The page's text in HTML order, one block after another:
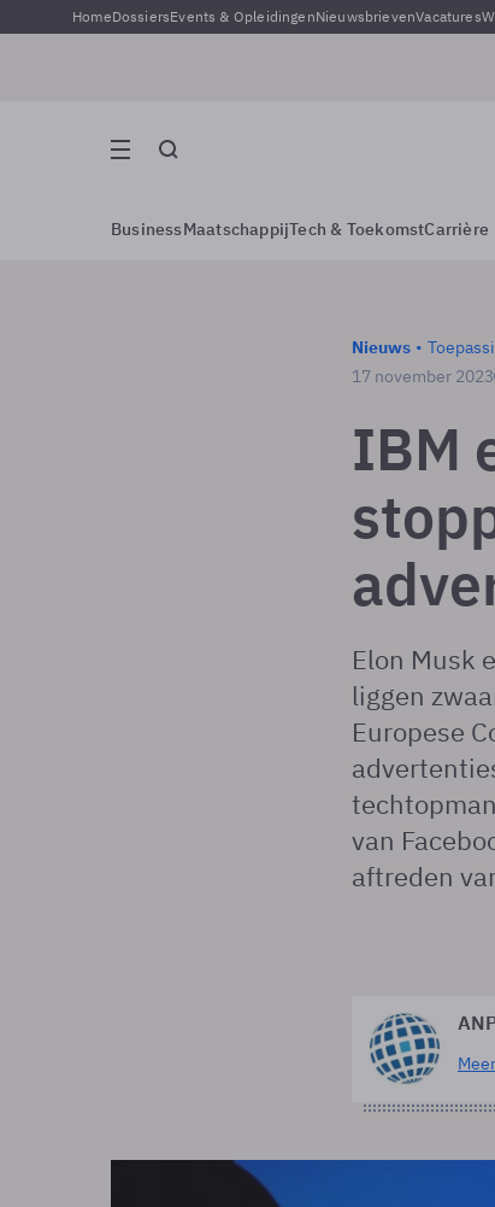
HomeDossiersEvents & OpleidingenNieuwsbrievenVacatures
BusinessMaatschappijTech & ToekomstCarrière
Nieuws
17 november 2023
IBM
Elon Musk
liggen
Europese
van
aftreden